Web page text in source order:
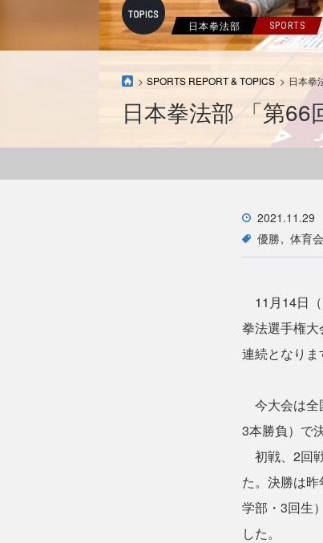
日本拳法部 SPORTS
SPORTS REPORT & TOPICS 日本拳
日本拳法部 「第
2021.11.29
優勝
体育
11月14日
拳法選手権
連続となりま
今大会は全
3本勝負）で
初戦、2回
た。決勝は
学部・3回生
した。